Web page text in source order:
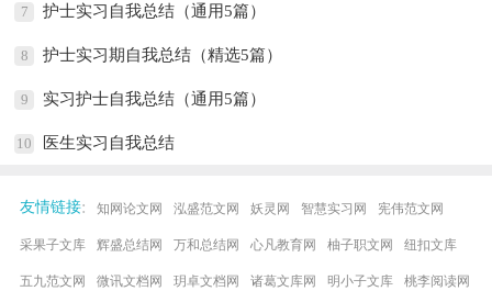
7 护士实习自我总结（通用5篇）
8 护士实习期自我总结（精选5篇）
9 实习护士自我总结（通用5篇）
10 医生实习自我总结
友情链接: 知网论文网 泓盛范文网 妖灵网 智慧实习网 宪伟范文网
采果子文库 辉盛总结网 万和总结网 心凡教育网 柚子职文网 纽扣文库
五九范文网 微讯文档网 玥卓文档网 诸葛文库网 明小子文库 桃李阅读网